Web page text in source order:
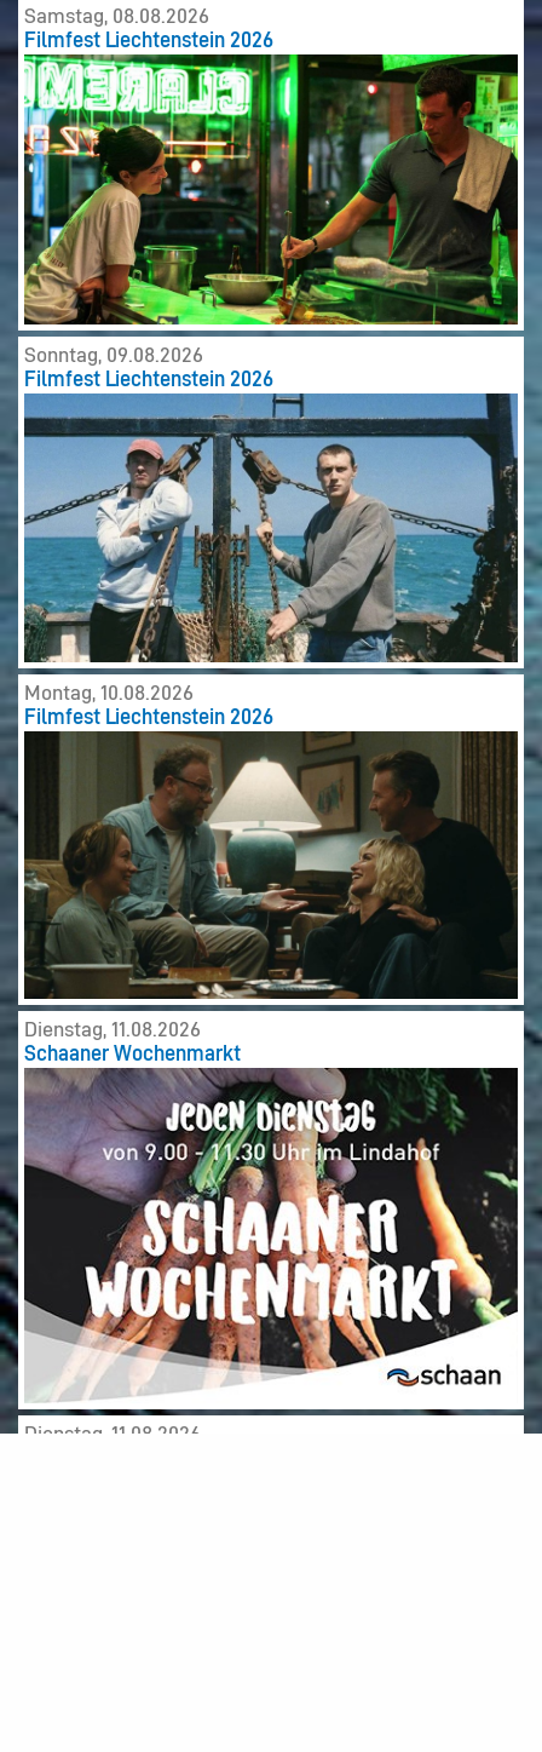
Samstag, 08.08.2026
Filmfest Liechtenstein 2026
Sonntag, 09.08.2026
Filmfest Liechtenstein 2026
Montag, 10.08.2026
Filmfest Liechtenstein 2026
Dienstag, 11.08.2026
Schaaner Wochenmarkt
Dienstag, 11.08.2026